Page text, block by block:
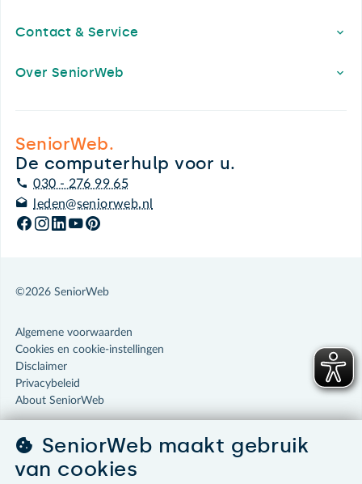
Contact & Service
Over SeniorWeb
SeniorWeb.
De computerhulp voor u.
030 - 276 99 65
leden@seniorweb.nl
©2026 SeniorWeb
Algemene voorwaarden
Cookies en cookie-instellingen
Disclaimer
Privacybeleid
About SeniorWeb
SeniorWeb maakt gebruik
van cookies